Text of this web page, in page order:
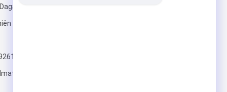
Khu
Tân, Trung